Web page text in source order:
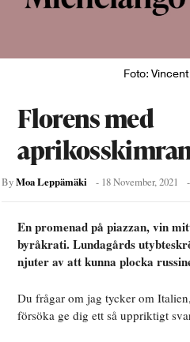
Foto:
Florens med
ByMoa Leppämäki - 18 November, 2021
En promenad på piazzan, vin
byråkrati. Lundagårds
njuter av att kunna plocka
Du frågar om jag tycker om
försöka ge dig ett så uppriktigt